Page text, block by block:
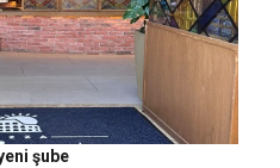
şube